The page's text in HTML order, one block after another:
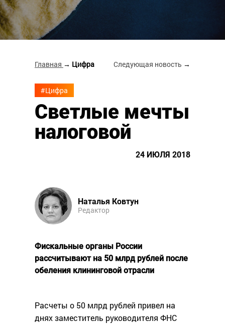
Главная → Цифра Следующая новость →
#Цифра
Светлые мечты
налоговой
24 ИЮЛЯ 2018
Наталья Ковтун
Редактор
Фискальные органы России
рассчитывают на 50 млрд рублей после
обеления клининговой отрасли
Расчеты о 50 млрд рублей привел на
днях заместитель руководителя ФНС